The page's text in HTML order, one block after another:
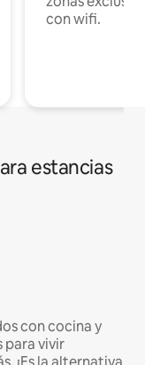
con wifi.
estancias
con cocina y
para vivir